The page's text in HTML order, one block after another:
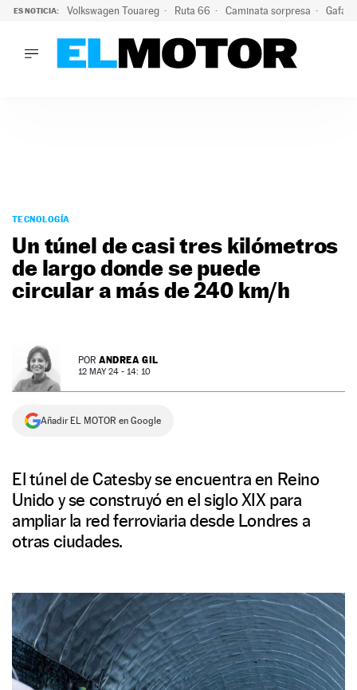
ES NOTICIA: Volkswagen Touareg Ruta 66 Caminata sorpresa Gafas
PODCAST
MOTOS
TECNOLOGÍA
SUPERCOCHES
SERVICIOS
NEWSLETTER
SÍGUENOS
TECNOLOGÍA
Un túnel de casi tres kilómetros
de largo donde se puede
circular a más de 240 km/h
POR ANDREA GIL
12 MAY 24 - 14: 10
Añadir EL MOTOR en Google
El túnel de Catesby se encuentra en Reino
Unido y se construyó en el siglo XIX para
ampliar la red ferroviaria desde Londres a
otras ciudades.